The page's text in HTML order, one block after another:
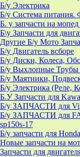
Б/у Электрика
Б/у Система питания.
Б. у запчасти на
Б\у Запчасти для
Другие Б/у Мото
Б/у Двигатель всборе
Б/у Диски, Колеса,
Б/у Выхлопные Трубы
Б/у Маятники,
Б/у Электрика (Реле,
Б.У Запчасти для
Б/у ЗАПЧАСТИ для
Б/у ЗАПЧАСТИ для
sp150s-17
Б/у запчасти для
Новые запчасти на
Запчасти для